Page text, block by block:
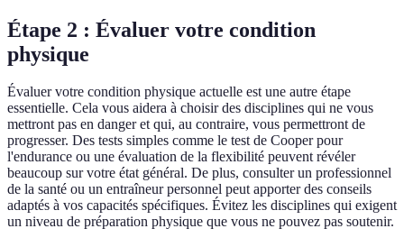
Étape 2 : Évaluer votre condition
physique
Évaluer votre condition physique actuelle est une autre étape
essentielle. Cela vous aidera à choisir des disciplines qui ne vous
mettront pas en danger et qui, au contraire, vous permettront de
progresser. Des tests simples comme le test de Cooper pour
l'endurance ou une évaluation de la flexibilité peuvent révéler
beaucoup sur votre état général. De plus, consulter un professionnel
de la santé ou un entraîneur personnel peut apporter des conseils
adaptés à vos capacités spécifiques. Évitez les disciplines qui exigent
un niveau de préparation physique que vous ne pouvez pas soutenir.